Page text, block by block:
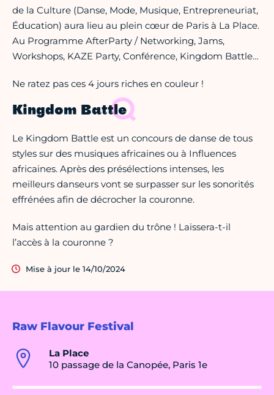
Raw Flavour Festival
La Place
10 passage de la Canopée, Paris 1e
de la Culture (Danse, Mode, Musique, Entrepreneuriat,
Éducation) aura lieu au plein cœur de Paris à La Place.
Au Programme AfterParty / Networking, Jams,
Workshops, KAZE Party, Conférence, Kingdom Battle…
Ne ratez pas ces 4 jours riches en couleur !
Kingdom Battle
Le Kingdom Battle est un concours de danse de tous
styles sur des musiques africaines ou à Influences
africaines. Après des présélections intenses, les
meilleurs danseurs vont se surpasser sur les sonorités
effrénées afin de décrocher la couronne.
Mais attention au gardien du trône ! Laissera-t-il
l’accès à la couronne ?
Mise à jour le 14/10/2024